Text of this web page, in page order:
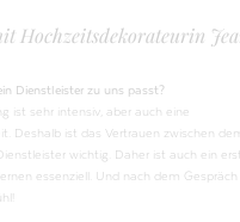
Hochzeitsdekorateurin
Dienstleister zu uns passt?
ist sehr intensiv, aber auch eine
Deshalb ist das Vertrauen zwischen
wichtig. Daher ist auch ein
essenziell. Und nach dem